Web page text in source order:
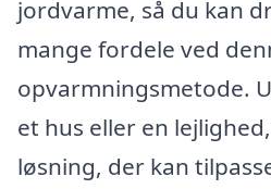
jordvarme, så du kan
mange fordele ved
opvarmningsmetode.
et hus eller en
løsning, der kan